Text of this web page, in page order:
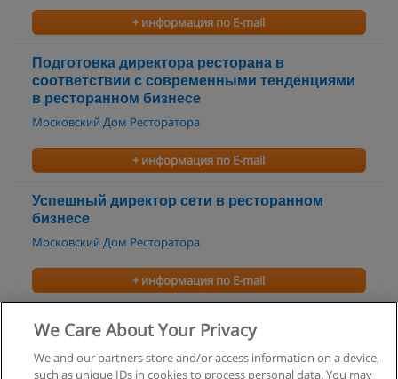
+ информация по E-mail
Подготовка директора ресторана в
соответствии с современными тенденциями
в ресторанном бизнесе
Московский Дом Ресторатора
+ информация по E-mail
Успешный директор сети в ресторанном
бизнесе
Московский Дом Ресторатора
+ информация по E-mail
Успешный директор, управляющий ресторана
We Care About Your Privacy
We and our partners store and/or access information on a device,
such as unique IDs in cookies to process personal data. You may